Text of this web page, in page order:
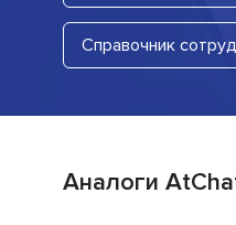
Справочник
Аналоги